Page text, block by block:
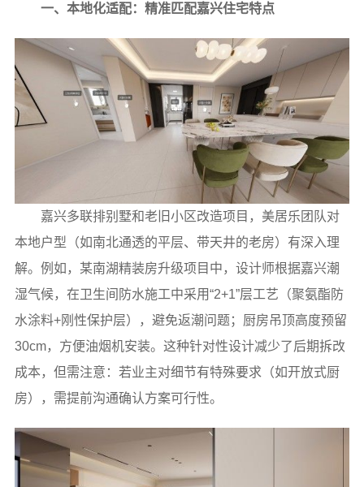
一、本地化适配：精准匹配嘉兴住宅特点
嘉兴多联排别墅和老旧小区改造项目，美居乐团队对
本地户型（如南北通透的平层、带天井的老房）有深入理
解。例如，某南湖精装房升级项目中，设计师根据嘉兴潮
湿气候，在卫生间防水施工中采用“2+1”层工艺（聚氨酯防
水涂料+刚性保护层），避免返潮问题；厨房吊顶高度预留
30cm，方便油烟机安装。这种针对性设计减少了后期拆改
成本，但需注意：若业主对细节有特殊要求（如开放式厨
房），需提前沟通确认方案可行性。